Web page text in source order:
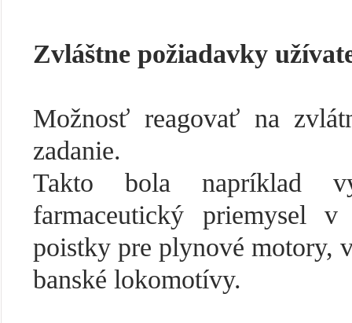
Zvláštne požiadavky
Možnosť reagovať na
zadanie.
Takto bola napríklad
farmaceutický priemysel
poistky pre plynové motory,
banské lokomotívy.